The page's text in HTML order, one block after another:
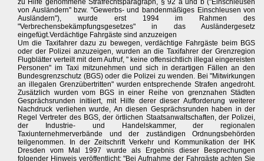
zu Hilfe genommene Strafrechtsparagraph, § 92 a und b ("Einschleusen
von Ausländern" bzw. "Gewerbs- und bandenmäßiges Einschleusen von
Ausländern"), wurde erst 1994 im Rahmen des
"Verbrechensbekämpfungsgesetzes" in das Ausländergesetz
eingefügt.Verdächtige Fahrgäste sind anzuzeigen
Um die Taxifahrer dazu zu bewegen, verdächtige Fahrgäste beim BGS
oder der Polizei anzuzeigen, wurden an die Taxifahrer der Grenzregion
Flugblätter verteilt mit dem Aufruf, " keine offensichtlich illegal eingereisten
Personen" im Taxi mitzunehmen und sich in derartigen Fällen an den
Bundesgrenzschutz (BGS) oder die Polizei zu wenden. Bei "Mitwirkungen
an illegalen Grenzübertritten" wurden entsprechende Strafen angedroht.
Zusätzlich wurden vom BGS in einer Reihe von grenznahen Städten
Gesprächsrunden initiiert, mit Hilfe derer dieser Aufforderung weiterer
Nachdruck verliehen wurde, An diesen Gesprächsrunden haben in der
Regel Vertreter des BGS, der örtlichen Staatsanwaltschaften, der Polizei,
der Industrie- und Handelskammer, der regionalen
Taxiunternehmerverbände und der zuständigen Ordnungsbehörden
teilgenommen. In der Zeitschrift Verkehr und Kommunikation der IHK
Dresden vom Mal 1997 wurde als Ergebnis dieser Besprechungen
folgender Hinweis veröffentlicht: "Bei Aufnahme der Fahrgäste achten Sie